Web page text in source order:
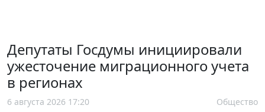
Депутаты Госдумы инициировали
ужесточение миграционного учета
в регионах
6 августа 2026 17:20 Общество